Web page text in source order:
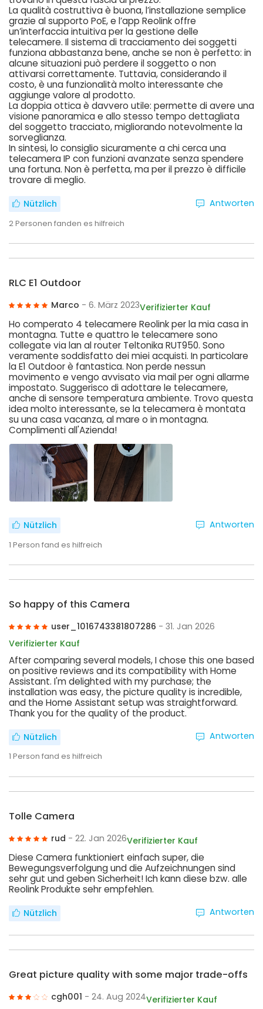
La qualità costruttiva è buona, l’installazione semplice
grazie al supporto PoE, e l’app Reolink offre
un’interfaccia intuitiva per la gestione delle
telecamere. Il sistema di tracciamento dei soggetti
funziona abbastanza bene, anche se non è perfetto: in
alcune situazioni può perdere il soggetto o non
attivarsi correttamente. Tuttavia, considerando il
costo, è una funzionalità molto interessante che
aggiunge valore al prodotto.
La doppia ottica è davvero utile: permette di avere una
visione panoramica e allo stesso tempo dettagliata
del soggetto tracciato, migliorando notevolmente la
sorveglianza.
In sintesi, lo consiglio sicuramente a chi cerca una
telecamera IP con funzioni avanzate senza spendere
una fortuna. Non è perfetta, ma per il prezzo è difficile
trovare di meglio.
Nützlich
2Personen fanden es hilfreich
Antworten
RLC E1 Outdoor
Marco - 6. März 2023Verifizierter Kauf
Ho comperato 4 telecamere Reolink per la mia casa in
montagna. Tutte e quattro le telecamere sono
collegate via lan al router Teltonika RUT950. Sono
veramente soddisfatto dei miei acquisti. In particolare
la E1 Outdoor è fantastica. Non perde nessun
movimento e vengo avvisato via mail per ogni allarme
impostato. Suggerisco di adottare le telecamere,
anche di sensore temperatura ambiente. Trovo questa
idea molto interessante, se la telecamera è montata
su una casa vacanza, al mare o in montagna.
Complimenti all'Azienda!
Nützlich
1 Person fand es hilfreich
Antworten
So happy of this Camera
user_1016743381807286 - 31. Jan 2026
Verifizierter Kauf
After comparing several models, I chose this one based
on positive reviews and its compatibility with Home
Assistant. I'm delighted with my purchase; the
installation was easy, the picture quality is incredible,
and the Home Assistant setup was straightforward.
Thank you for the quality of the product.
Nützlich
1 Person fand es hilfreich
Antworten
Tolle Camera
rud - 22. Jan 2026Verifizierter Kauf
Diese Camera funktioniert einfach super, die
Bewegungsverfolgung und die Aufzeichnungen sind
sehr gut und geben Sicherheit! Ich kann diese bzw. alle
Reolink Produkte sehr empfehlen.
Nützlich Antworten
Great picture quality with some major trade-offs
cgh001 - 24. Aug 2024Verifizierter Kauf